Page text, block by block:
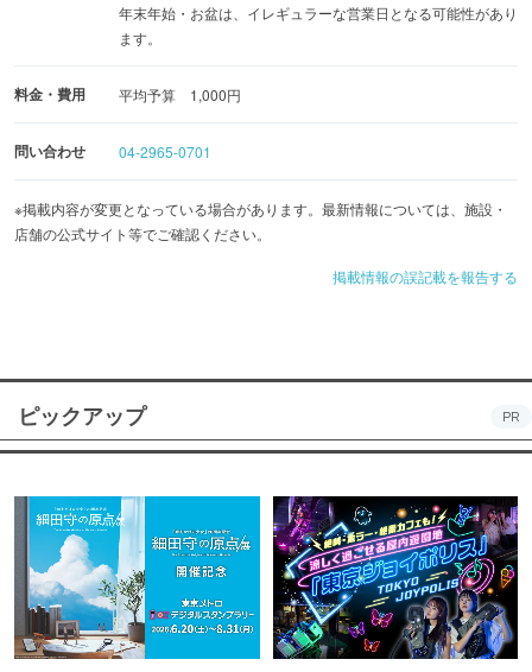
年末年始・お盆は、イレギュラーな営業日となる可能性があり
ます。
料金・費用 平均予算 1,000円
問い合わせ 04-2965-0701
※掲載内容が変更となっている場合があります。最新情報については、施設・
店舗の公式サイト等でご確認ください。
掲載情報の誤記載を報告する
ピックアップ PR